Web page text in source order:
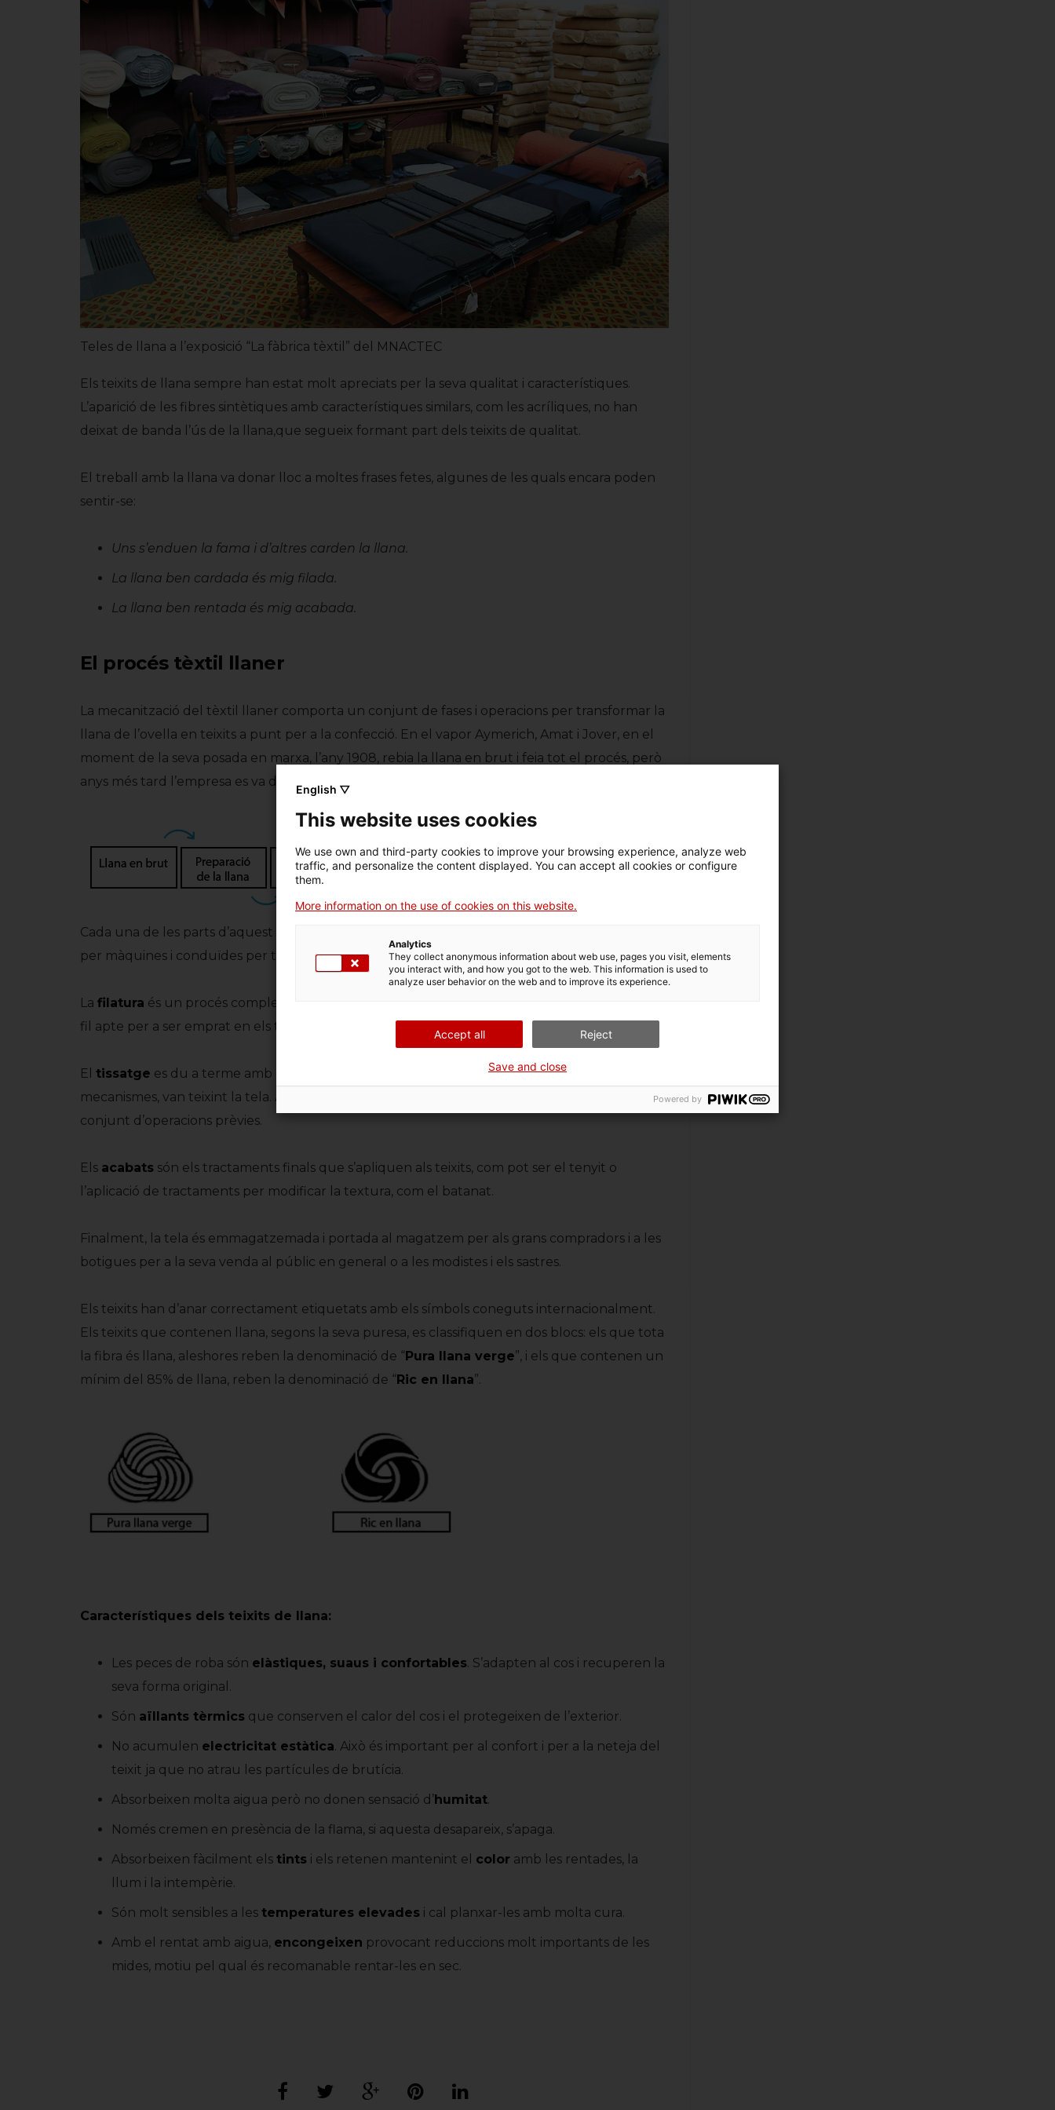
Teles de llana a l’exposició “La fàbrica tèxtil” del MNACTEC
Els teixits de llana sempre han estat molt apreciats per la seva qualitat i característiques.
L’aparició de les fibres sintètiques amb característiques similars, com les acríliques, no han
deixat de banda l’ús de la llana,que segueix formant part dels teixits de qualitat.
El treball amb la llana va donar lloc a moltes frases fetes, algunes de les quals encara poden
sentir-se:
Uns s’enduen la fama i d’altres carden la llana.
La llana ben cardada és mig filada.
La llana ben rentada és mig acabada.
El procés tèxtil llaner
La mecanització del tèxtil llaner comporta un conjunt de fases i operacions per transformar la
llana de l’ovella en teixits a punt per a la confecció. En el vapor Aymerich, Amat i Jover, en el
moment de la seva posada en marxa, l’any 1908, rebia la llana en brut i feia tot el procés, però
anys més tard l’empresa es va dividir i la filatura es va portar a Fígols (Berguedà).
Cada una de les parts d’aquest procés amaga un conjunt d’operacions complexes realitzades
per màquines i conduïdes per treballadors i treballadores.
La filatura és un procés complex que parteix de la llana prèviament netejada per obtenir un
fil apte per a ser emprat en els telers.
El tissatge es du a terme amb els telers que, amb el moviment incansable dels seus
mecanismes, van teixint la tela. Abans, però, cal preparar l’ordit, les bitlles, els lliços… tot un
conjunt d’operacions prèvies.
Els acabats són els tractaments finals que s’apliquen als teixits, com pot ser el tenyit o
l’aplicació de tractaments per modificar la textura, com el batanat.
Finalment, la tela és emmagatzemada i portada al magatzem per als grans compradors i a les
botigues per a la seva venda al públic en general o a les modistes i els sastres.
Els teixits han d’anar correctament etiquetats amb els símbols coneguts internacionalment.
Els teixits que contenen llana, segons la seva puresa, es classifiquen en dos blocs: els que tota
la fibra és llana, aleshores reben la denominació de “ Pura llana verge”, i els que contenen un
mínim del 85% de llana, reben la denominació de “ Ric en llana”.
Característiques dels teixits de llana:
Les peces de roba són elàstiques, suaus i confortables. S’adapten al cos i recuperen la
seva forma original.
Són aïllants tèrmics que conserven el calor del cos i el protegeixen de l’exterior.
No acumulen electricitat estàtica. Això és important per al confort i per a la neteja del
teixit ja que no atrau les partícules de brutícia.
Absorbeixen molta aigua però no donen sensació d’humitat.
Només cremen en presència de la flama, si aquesta desapareix, s’apaga.
Absorbeixen fàcilment els tints i els retenen mantenint el color amb les rentades, la
llum i la intempèrie.
Són molt sensibles a les temperatures elevades i cal planxar-les amb molta cura.
Amb el rentat amb aigua, encongeixen provocant reduccions molt importants de les
mides, motiu pel qual és recomanable rentar-les en sec.
English ▽
This website uses cookies
We use own and third-party cookies to improve your browsing experience, analyze web
traffic, and personalize the content displayed. You can accept all cookies or configure
them.
More information on the use of cookies on this website.
Analytics
They collect anonymous information about web use, pages you visit, elements
you interact with, and how you got to the web. This information is used to
analyze user behavior on the web and to improve its experience.
Accept all Reject
Save and close
Powered by